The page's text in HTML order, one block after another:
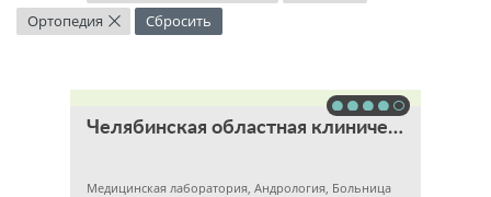
Ортопедия × Сбросить
Челябинская областная клиническая больница
Медицинская лаборатория, Андрология, Больница